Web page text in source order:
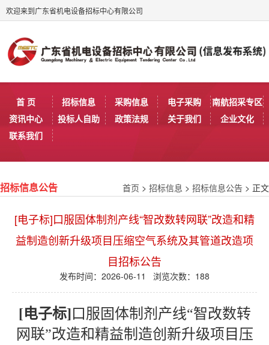
欢迎来到广东省机电设备招标中心有限公司
首 页 招标信息 采购信息 电子采购
南航招采专区
资讯中心
投标人自助 政策法规 关于我们
企业文化
联系我们
招标信息公告 首页 > 招标信息 > 招标信息公告 > 正文
[电子标]口服固体制剂产线“智改数转网联”改造和精
益制造创新升级项目压缩空气系统及其管道改造项
目招标公告
发布时间：2026-06-11 浏览次数： 188
[电子标]口服固体制剂产线“智改数转
网联”改造和精益制造创新升级项目压